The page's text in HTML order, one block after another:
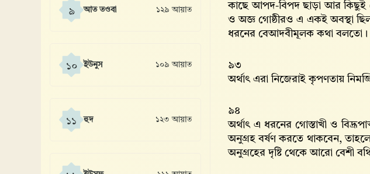
৯ আত তওবা ১২৯ আয়াত
১০ ইউনুস ১০৯ আয়াত
১১ হুদ ১২৩ আয়াত
কাছে আপদ-বিপদ ছাড়া আর কিছুই
ও অজ্ঞ গোষ্ঠীরও এ একই অবস্থা
ধরনের বেআদবীমূলক কথা বলতো।
৯৩
অর্থাৎ এরা নিজেরাই কৃপণতায়
৯৪
অর্থাৎ এ ধরনের গোস্তাখী ও
অনুগ্রহ বর্ষণ করতে থাকবেন,
অনুগ্রহের দৃষ্টি থেকে আরো বেশী